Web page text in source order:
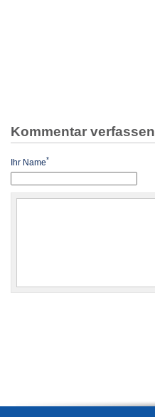
Kommentar verfassen
Ihr Name*